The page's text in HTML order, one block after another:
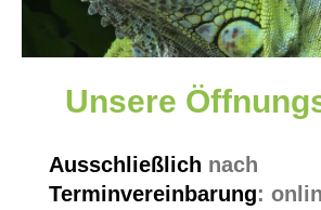
Unsere
Ausschließlich nach
Terminvereinbarung: